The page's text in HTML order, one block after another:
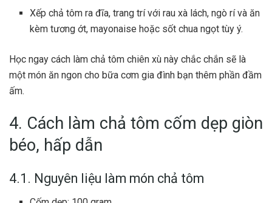
Xếp chả tôm ra đĩa, trang trí với rau xà lách, ngò rí và ăn
kèm tương ớt, mayonaise hoặc sốt chua ngọt tùy ý.
Học ngay cách làm chả tôm chiên xù này chắc chắn sẽ là
một món ăn ngon cho bữa cơm gia đình bạn thêm phần đầm
ấm.
4. Cách làm chả tôm cốm dẹp giòn
béo, hấp dẫn
4.1. Nguyên liệu làm món chả tôm